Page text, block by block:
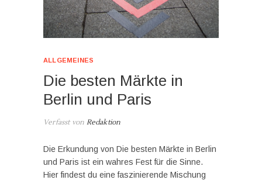
ALLGEMEINES
Die besten Märkte in
Berlin und Paris
Verfasst von Redaktion
Die Erkundung von Die besten Märkte in Berlin
und Paris ist ein wahres Fest für die Sinne.
Hier findest du eine faszinierende Mischung